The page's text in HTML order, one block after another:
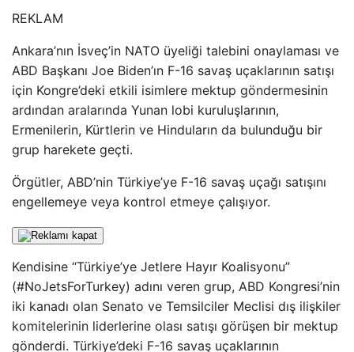
REKLAM
Ankara’nın İsveç’in NATO üyeliği talebini onaylaması ve
ABD Başkanı Joe Biden’ın F-16 savaş uçaklarının satışı
için Kongre’deki etkili isimlere mektup göndermesinin
ardından aralarında Yunan lobi kuruluşlarının,
Ermenilerin, Kürtlerin ve Hinduların da bulunduğu bir
grup harekete geçti.
Örgütler, ABD’nin Türkiye’ye F-16 savaş uçağı satışını
engellemeye veya kontrol etmeye çalışıyor.
Kendisine “Türkiye’ye Jetlere Hayır Koalisyonu”
(#NoJetsForTurkey) adını veren grup, ABD Kongresi’nin
iki kanadı olan Senato ve Temsilciler Meclisi dış ilişkiler
komitelerinin liderlerine olası satışı görüşen bir mektup
gönderdi. Türkiye’deki F-16 savaş uçaklarının